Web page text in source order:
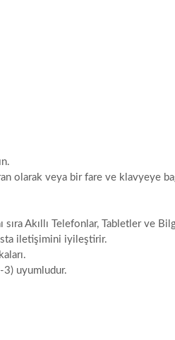
olarak veya bir fare ve klavyeye
Akıllı Telefonlar, Tabletler ve
iletişimini iyileştirir.
uyumludur.